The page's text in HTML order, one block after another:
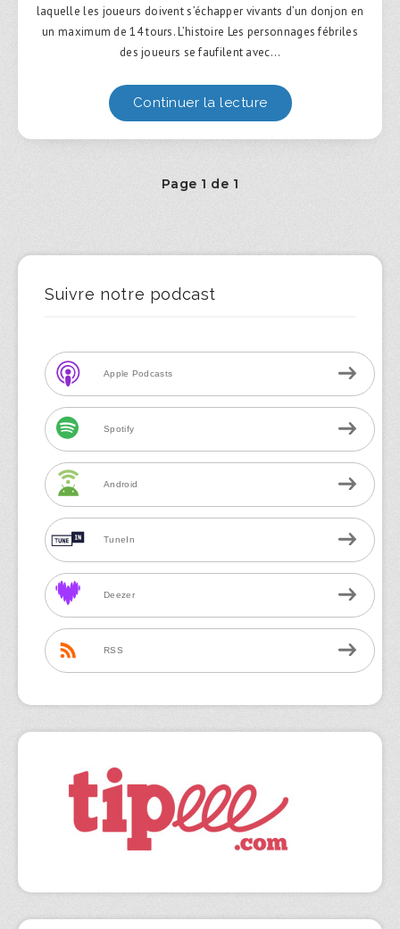
laquelle les joueurs doivent s’échapper vivants d’un donjon en
un maximum de 14 tours. L’histoire Les personnages fébriles
des joueurs se faufilent avec…
Continuer la lecture
Page 1 de 1
Suivre notre podcast
Apple Podcasts
Spotify
Android
TuneIn
Deezer
RSS